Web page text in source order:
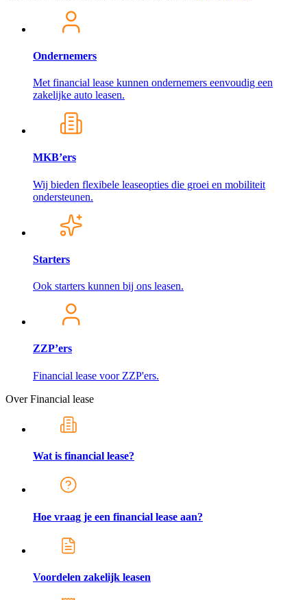
Ondernemers
Met financial lease kunnen ondernemers eenvoudig een
zakelijke auto leasen.
MKB’ers
Wij bieden flexibele leaseopties die groei en mobiliteit
ondersteunen.
Starters
Ook starters kunnen bij ons leasen.
ZZP’ers
Financial lease voor ZZP'ers.
Over Financial lease
Wat is financial lease?
Hoe vraag je een financial lease aan?
Voordelen zakelijk leasen